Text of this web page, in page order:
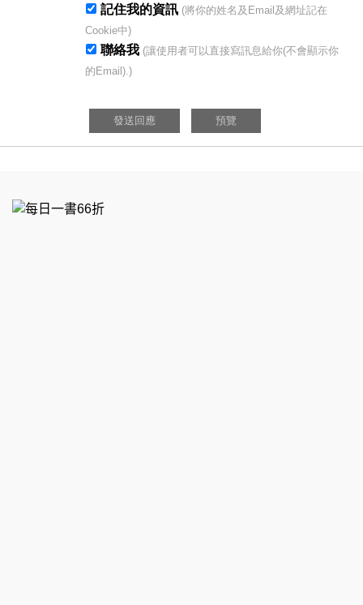
記住我的資訊 (將你的姓名及Email及網址記在
Cookie中)
聯絡我 (讓使用者可以直接寫訊息給你(不會顯示你
的Email).)